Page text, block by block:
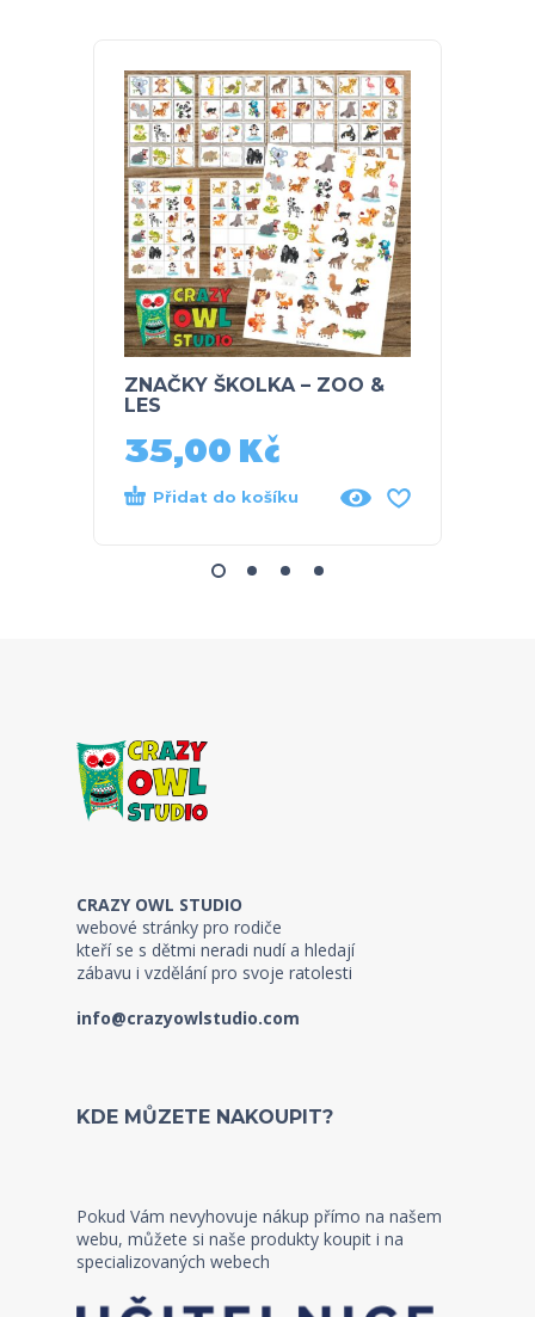
ZNAČKY ŠKOLKA – ZOO &
LES
35,00 Kč
Přidat do košíku
CRAZY OWL STUDIO
webové stránky pro rodiče
kteří se s dětmi neradi nudí a hledají
zábavu i vzdělání pro svoje ratolesti
info@crazyowlstudio.com
KDE MŮZETE NAKOUPIT?
Pokud Vám nevyhovuje nákup přímo na našem
webu, můžete si naše produkty koupit i na
specializovaných webech